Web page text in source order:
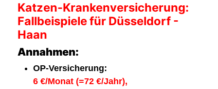
Katzen-Krankenversicherung:
Fallbeispiele für Düsseldorf -
Haan
Annahmen:
OP-Versicherung:
6 €/Monat (=72 €/Jahr),